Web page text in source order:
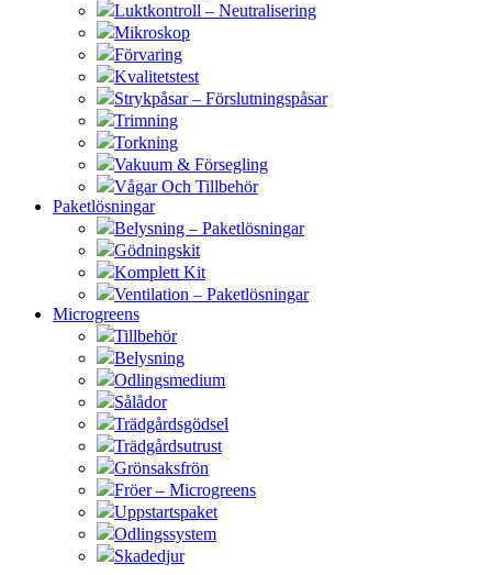
Luktkontroll – Neutralisering
Mikroskop
Förvaring
Kvalitetstest
Strykpåsar – Förslutningspåsar
Trimning
Torkning
Vakuum & Försegling
Vågar Och Tillbehör
Paketlösningar
Belysning – Paketlösningar
Gödningskit
Komplett Kit
Ventilation – Paketlösningar
Microgreens
Tillbehör
Belysning
Odlingsmedium
Sålådor
Trädgårdsgödsel
Trädgårdsutrust
Grönsaksfrön
Fröer – Microgreens
Uppstartspaket
Odlingssystem
Skadedjur